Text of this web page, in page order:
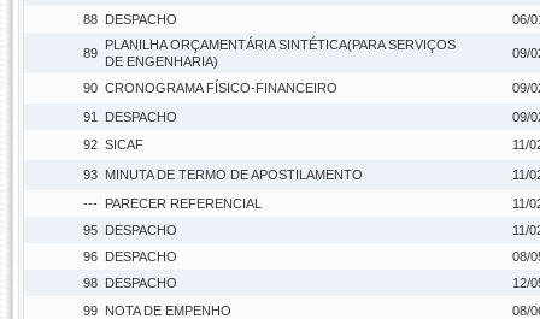
88 DESPACHO 06/
89
PLANILHA ORÇAMENTÁRIA SINTÉTICA(PARA SERVIÇOS
DE ENGENHARIA)
09/
90 CRONOGRAMA FÍSICO-FINANCEIRO
09/
91
DESPACHO
09/
92 SICAF 11/
93 MINUTA DE TERMO DE APOSTILAMENTO
11/
--- PARECER REFERENCIAL
11/
95 DESPACHO
11/
96 DESPACHO
08/
98 DESPACHO
12/
99 NOTA DE EMPENHO 08/